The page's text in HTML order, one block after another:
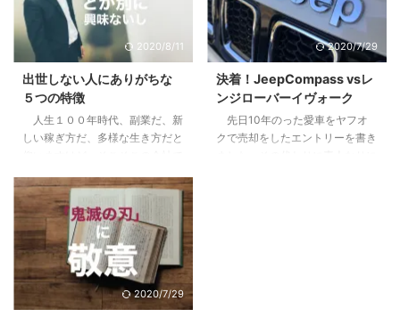
特性から現在の特徴を見て見まし
ょう。 目次1 PM理論でわかるあ
なたのリーダーシップ【まずはこ
れだけは知っておこう】2 pM型
のあなたは、自己マン注意報3
Pm型のあなたは、無理にPM目指
さなくていいかも4 pm型のあな
た、大丈夫。これから楽しめる5
ーとしての次の次元へ6 ご自分の
PM型を診断して ...
味3 僕が10年持って手放した３つ
の理由3.1 全ては自分には返って
こないリターン3.2 節税効果とい
くないが、減らすことができにく
い4 やってよかったと思う２つの
こと4.1 税制や資産運用の勉強に
なる。自分で持つのは全然違う。
2020/8/11
出世しない人にありがちな
５つの特徴
人生１００年時代、副業だ、新
しい稼ぎ方だ、多様な生き方だと
少は出世をしていきたいじゃない
かと思っている方に、少しでも参
考になればと思います。 目次1
下記に当てはまる場合は出世から
遠ざかっている1.1 他の社員より
研修を受けていない＝あなたの期
待値が下がっている1.2 仕事の内
2020/7/29
決着！JeepCompass vsレ
ンジローバーイヴォーク
先日10年のった愛車をヤフオ
クで売却をしたエントリーを書き
2020/7/29